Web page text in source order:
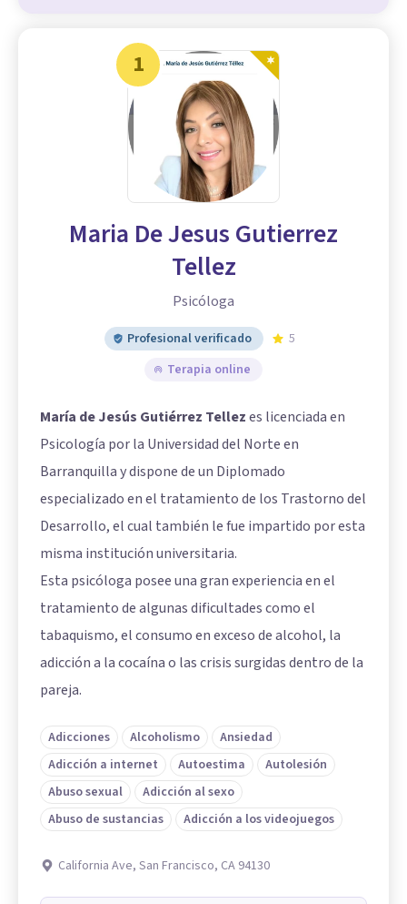
1
Maria De Jesus Gutierrez
Tellez
Psicóloga
Profesional verificado
5
Terapia online
María de Jesús Gutiérrez Tellezes licenciada en
Psicología por la Universidad del Norte en
Barranquilla y dispone de un Diplomado
especializado en el tratamiento de los Trastorno del
Desarrollo, el cual también le fue impartido por esta
misma institución universitaria.
Esta psicóloga posee una gran experiencia en el
tratamiento de algunas dificultades como el
tabaquismo, el consumo en exceso de alcohol, la
adicción a la cocaína o las crisis surgidas dentro de la
pareja.
Adicciones Alcoholismo
Ansiedad
Adicción a internet
Autoestima
Autolesión
Abuso sexual
Adicción al sexo
Abuso de sustancias
Adicción a los videojuegos
California Ave, San Francisco, CA 94130